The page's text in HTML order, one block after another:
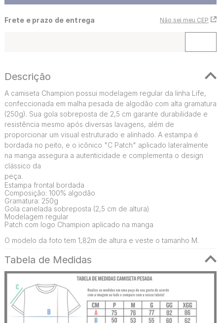
Frete e prazo de entrega Não sei meu CEP
Descrição
A camiseta Champion possui modelagem regular da linha Life,
confeccionada em malha pesada de algodão com alta gramatura
(250g). Sua gola sobreposta de 2,5 cm garante durabilidade e
resistência mesmo após diversas lavagens, além de
proporcionar um visual estruturado e alinhado. A estampa é
bordada no peito, e o icônico "C Patch" aplicado lateralmente
na manga assegura a autenticidade e complementa o design
clássico da
peça.
Estampa frontal bordada
Composição: 100% algodão
Gramatura: 250g
Gola canelada sobreposta (2,5 cm de altura)
Modelagem regular
Patch com logo Champion aplicado na manga
O modelo da foto tem 1,82m de altura e veste o tamanho M.
Tabela de Medidas